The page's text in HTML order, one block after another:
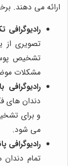
ارائه می دهند.
تصویری از
تشخیص
مشکلات
دندان های
و برای
می شود.
رادیوگرافی
تمام